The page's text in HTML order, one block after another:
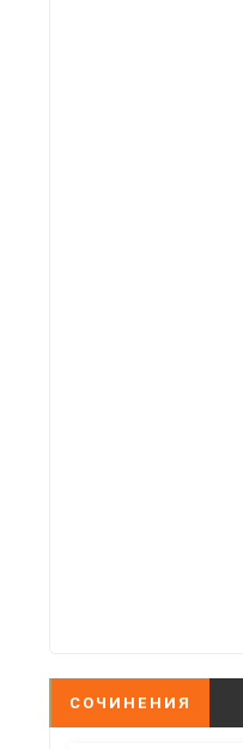
СОЧИНЕНИЯ